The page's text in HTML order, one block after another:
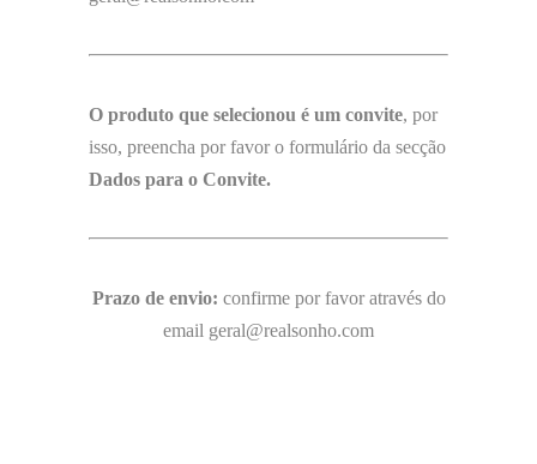
O produto que selecionou é um convite, por
isso, preencha por favor o formulário da secção
Dados para o Convite.
Prazo de envio: confirme por favor através do
email geral@realsonho.com